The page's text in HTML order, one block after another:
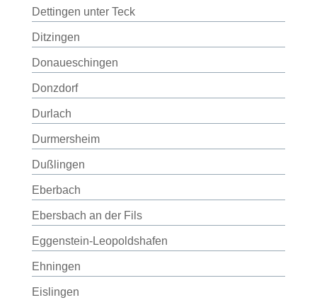
Dettingen unter Teck
Ditzingen
Donaueschingen
Donzdorf
Durlach
Durmersheim
Dußlingen
Eberbach
Ebersbach an der Fils
Eggenstein-Leopoldshafen
Ehningen
Eislingen